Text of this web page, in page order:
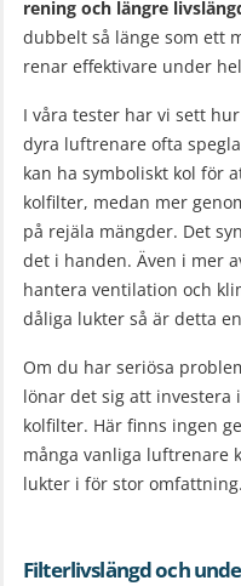
rening och längre
dubbelt så länge som ett
renar effektivare under
I våra tester har vi sett
dyra luftrenare ofta
kan ha symboliskt kol för
kolfilter, medan mer
på rejäla mängder. Det
det i handen. Även i mer
hantera ventilation och
dåliga lukter så är detta
Om du har seriösa
lönar det sig att
kolfilter. Här finns ingen
många vanliga luftrenare
lukter i för stor omfattning.
Filterlivslängd och